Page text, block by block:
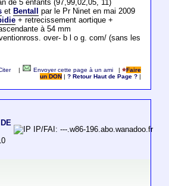
de 5 enfants (97,99,02,05, 11)
et Bentall
par le Pr Ninet en mai 2009
+ retrecissement aortique +
à 54 mm
over- b l o g. com/ (sans les
Envoyer cette page à un ami |
Faire
un DON
|? Retour Haut de Page ?
IP/FAI: ---.w86-196.abo.wanadoo.fr